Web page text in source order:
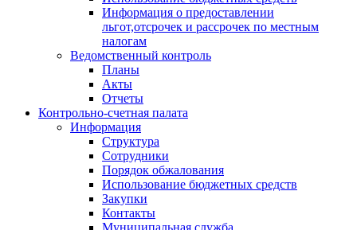
Информация о предоставлении
льгот,отсрочек и рассрочек по местным
налогам
Ведомственный контроль
Планы
Акты
Отчеты
Контрольно-счетная палата
Информация
Структура
Сотрудники
Порядок обжалования
Использование бюджетных средств
Закупки
Контакты